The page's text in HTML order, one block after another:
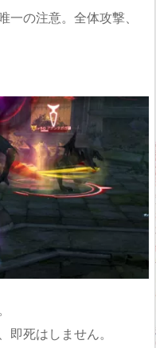
一の注意。全体攻撃、
即死はしません。